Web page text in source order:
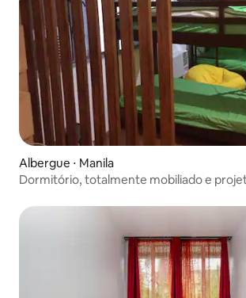
Albergue ⋅ Manila
Dormitório, totalmente mobiliado e